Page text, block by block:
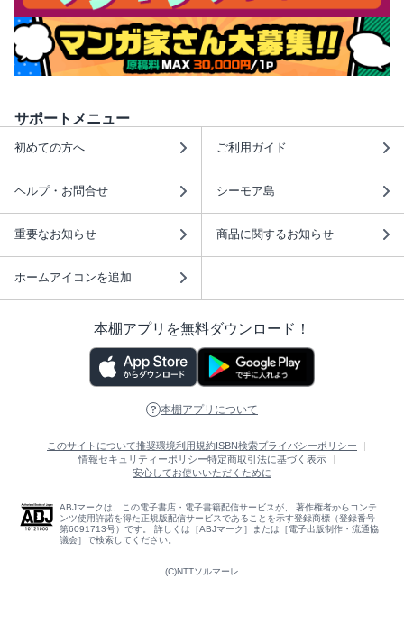
サポートメニュー
初めての方へ ご利用ガイド
ヘルプ・お問合せ シーモア島
重要なお知らせ 商品に関するお知らせ
ホームアイコンを追加
本棚アプリを無料ダウンロード！
本棚アプリについて
このサイトについて推奨環境利用規約ISBN検索プライバシーポリシー
情報セキュリティーポリシー特定商取引法に基づく表示
安心してお使いいただくために
ABJマークは、この電子書店・電子書籍配信サービスが、 著作権者からコンテ
ンツ使用許諾を得た正規版配信サービスであることを示す登録商標（登録番号
第6091713号）です。 詳しくは［ABJマーク］または［電子出版制作・流通協
議会］で検索してください。
(C)NTTソルマーレ